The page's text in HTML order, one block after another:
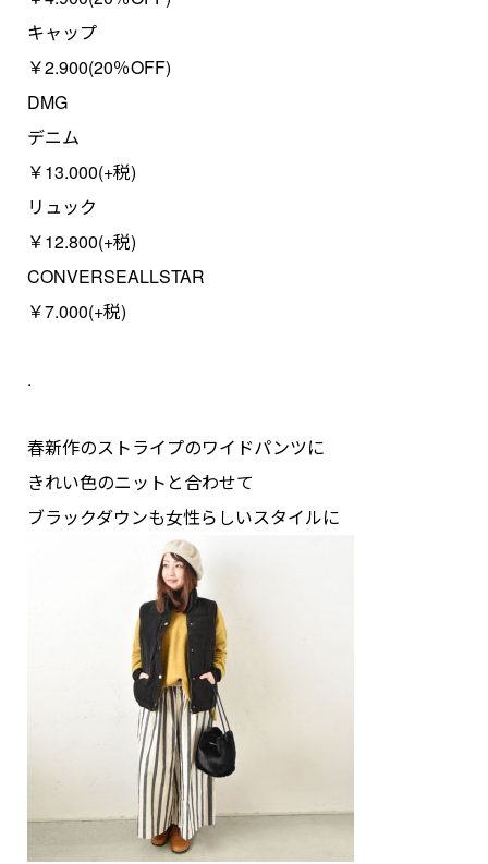
キャップ
￥2.900(20％OFF)
DMG
デニム
￥13.000(+税)
リュック
￥12.800(+税)
CONVERSEALLSTAR
￥7.000(+税)
.
春新作のストライプのワイドパンツに
きれい色のニットと合わせて
ブラックダウンも女性らしいスタイルに